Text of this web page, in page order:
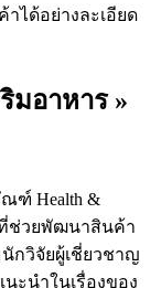
ได้อย่างละเอียด
มอาหาร »
ฑ์ Health &
ที่ช่วยพัฒนาสินค้า
กวิจัยผู้เชี่ยวชาญ
ะนำในเรื่องของ